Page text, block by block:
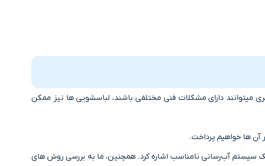
میتوانند دارای مشکلات فنی مختلفی باشند، لباسشویی ها نیز ممکن
آن ها خواهیم پرداخت.
سیستم آب‌رسانی نامناسب اشاره کرد. همچنین، ما به بررسی روش های